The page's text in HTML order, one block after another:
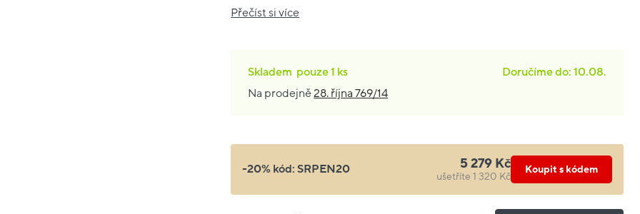
Přečíst si více
Skladem pouze1 ks
Doručíme do: 10.08.
Na prodejně28. října 769/14
-20% kód:SRPEN20 5 279 Kč
ušetříte 1 320 Kč
Koupit s kódem